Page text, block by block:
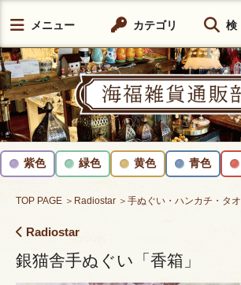
メニュー カテゴリ
紫色 緑色 黄色 青色
TOP PAGE ＞Radiostar ＞手ぬぐい・ハンカチ・タ
Radiostar
銀猫舎手ぬぐい「香箱」